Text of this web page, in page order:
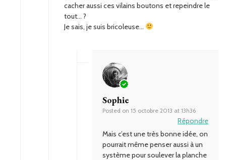
cacher aussi ces vilains boutons et repeindre le
tout… ?
Je sais, je suis bricoleuse…
Sophie
Posted on 15 octobre 2013 at 13h36
Répondre
Mais c’est une très bonne idée, on
pourrait même penser aussi à un
système pour soulever la planche